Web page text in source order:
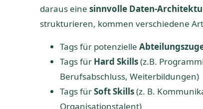
daraus eine sinnvolle Daten-
strukturieren, kommen verschiedene
Tags für potenzielle
Tags für Hard Skills(z.B.
Berufsabschluss, Weiterbildungen)
Tags fürSoft Skills(z. B.
Organisationstalent)